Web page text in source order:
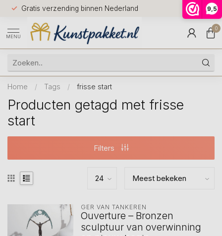
9,5
Gratis verzending binnen Nederland
Voor
huis
9.5
MENU
0
Home / Tags / frisse start
Producten getagd met frisse
start
Filters
GER VAN TANKEREN
Ouverture – Bronzen
sculptuur van overwinning